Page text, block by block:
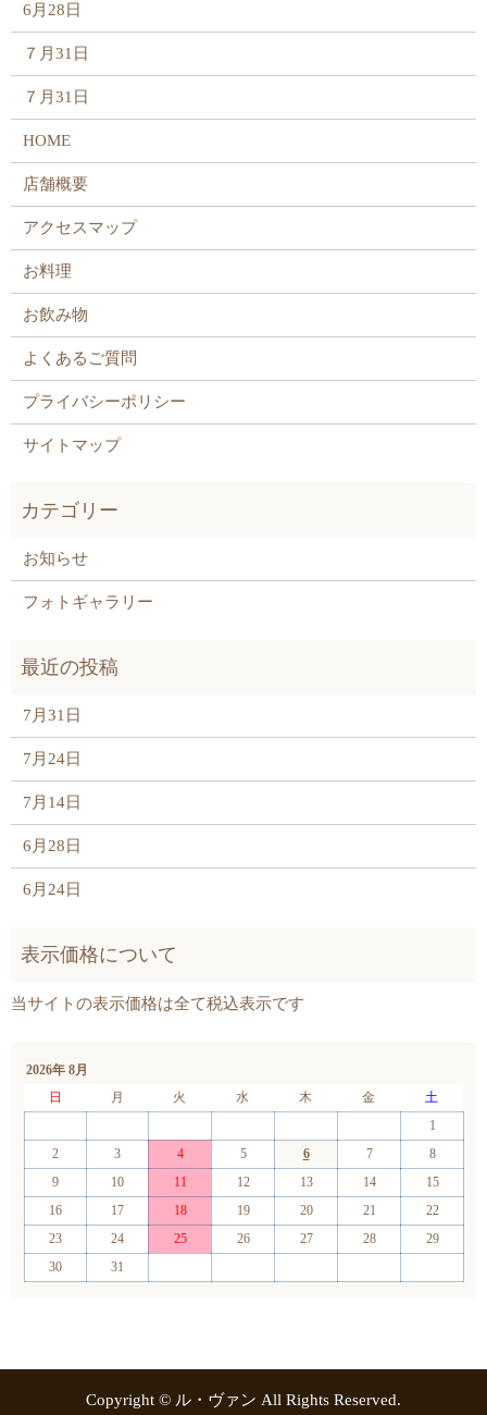
6月28日
７月31日
７月31日
HOME
店舗概要
アクセスマップ
お料理
お飲み物
よくあるご質問
プライバシーポリシー
サイトマップ
お知らせ
フォトギャラリー
7月31日
7月24日
7月14日
6月28日
6月24日
2026年 8月
日
月 火 水 木 金
土
1
2
3 4 5 6 7
8
9
10 11 12 13 14
15
16
17 18 19 20 21
22
23
24 25 26 27 28
29
30
31
Copyright © ル・ヴァン All Rights Reserved.